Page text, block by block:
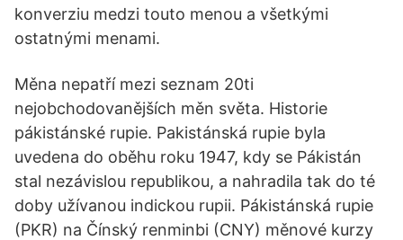
konverziu medzi touto menou a všetkými
ostatnými menami.
Měna nepatří mezi seznam 20ti
nejobchodovanějších měn světa. Historie
pákistánské rupie. Pakistánská rupie byla
uvedena do oběhu roku 1947, kdy se Pákistán
stal nezávislou republikou, a nahradila tak do té
doby užívanou indickou rupii. Pákistánská rupie
(PKR) na Čínský renminbi (CNY) měnové kurzy